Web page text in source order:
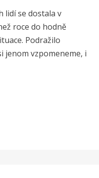
lidí se dostala v
roce do hodně
Podražilo
jenom vzpomeneme, i